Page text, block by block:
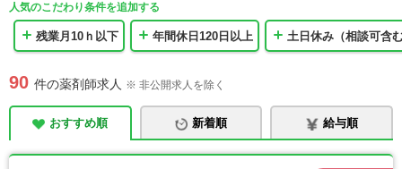
人気のこだわり条件を追加する
残業月10ｈ以下 年間休日120日以上 土日休み（相談可含
90 件の薬剤師求人 ※ 非公開求人を除く
おすすめ順 新着順 給与順